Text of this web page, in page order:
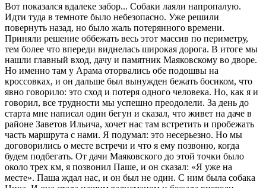
Вот показался вдалеке забор... Собаки лаяли напропалую.
Идти туда в темноте было небезопасно. Уже решили
повернуть назад, но было жаль потерянного времени.
Приняли решение оббежать весь этот массив по периметру,
тем более что впереди виднелась широкая дорога. В итоге мы
нашли главный вход, дачу и памятник Маяковскому во дворе.
Но именно там у Арама оторвались обе подошвы на
кроссовках, и он дальше был вынужден бежать босиком, что
явно говорило: это сход и потеря одного человека. Но, как я и
говорил, все трудности мы успешно преодолели. За день до
старта мне написал один бегун и сказал, что живет на даче в
районе Заветов Ильича, хочет нас там встретить и пробежать
часть маршрута с нами. Я подумал: это несерьезно. Но мы
договорились о месте встречи и что я ему позвоню, когда
будем подбегать. От дачи Маяковского до этой точки было
около трех км, я позвонил Паше, и он сказал: «Я уже на
месте». Паша ждал нас, и он был не один. С ним была собака